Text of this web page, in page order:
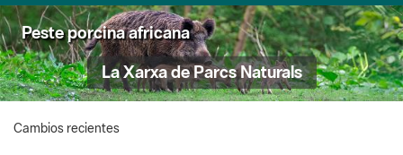
Peste porcina africana
La Xarxa de Parcs Naturals
Cambios recientes